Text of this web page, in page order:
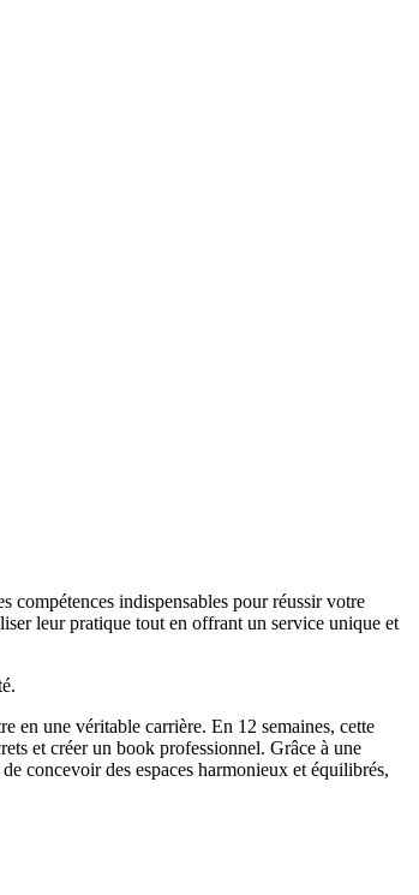
compétences indispensables pour réussir votre
leur pratique tout en offrant un service unique et
en une véritable carrière. En 12 semaines, cette
et créer un book professionnel. Grâce à une
concevoir des espaces harmonieux et équilibrés,